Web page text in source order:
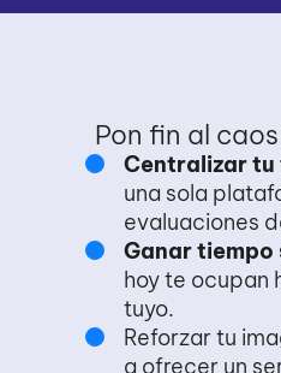
Pon fin al caos
Centralizar tu
una sola
evaluaciones
Ganar
hoy te ocupan
tuyo.
Reforzar tu
a ofrecer un